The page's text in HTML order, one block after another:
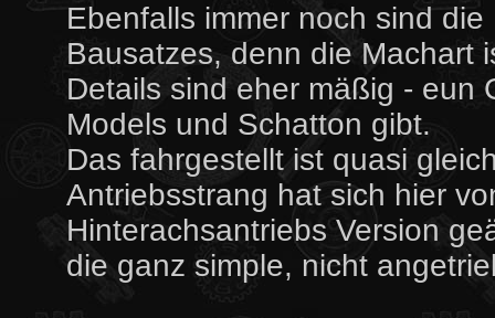
Ebenfalls immer noch sind
Bausatzes, denn die Machart
Details sind eher mäßig - eun
Models und Schatton gibt.
Das fahrgestellt ist quasi
Antriebsstrang hat sich hier
Hinterachsantriebs Version
die ganz simple, nicht